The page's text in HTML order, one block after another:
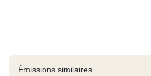
Émissions similaires